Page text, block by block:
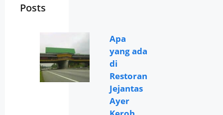
Posts
Apa
yang ada
di
Restoran
Jejantas
Ayer